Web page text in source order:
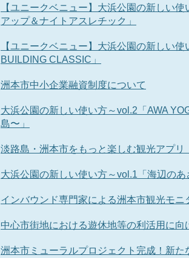
【ユニークベニュー】大浜公園の新しい
アップ＆ナイトアスレチック」
【ユニークベニュー】大浜公園の新しい
BUILDING CLASSIC」
洲本市中小企業融資制度について
大浜公園の新しい使い方～vol.2「AWA
島〜」
淡路島・洲本市をもっと楽しむ観光アプリ
大浜公園の新しい使い方～vol.1「海辺のあ
インバウンド専門家による洲本市観光モニ
中心市街地における遊休地等の利活用に向
洲本市ミューラルプロジェクト完成！新